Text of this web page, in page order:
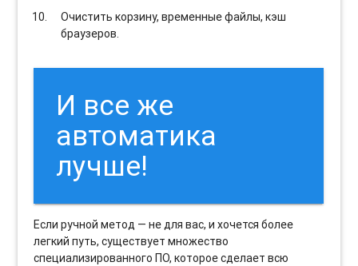
Очистить корзину, временные файлы, кэш
браузеров.
И все же
автоматика
лучше!
Если ручной метод — не для вас, и хочется более
легкий путь, существует множество
специализированного ПО, которое сделает всю